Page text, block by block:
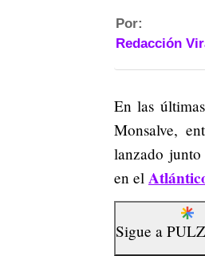
Por:
Redacción
En las
Monsalve,
lanzado
en el
Sigue a